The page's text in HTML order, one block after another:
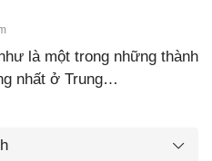
là một trong những thành
nhất ở Trung…